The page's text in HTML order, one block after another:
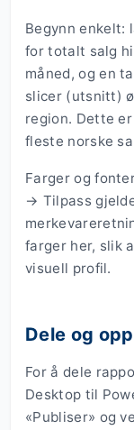
Begynn enkelt:
for totalt salg
måned, og en
slicer (utsnitt)
region. Dette
fleste norske
Farger og
→ Tilpass
farger her, slik
visuell profil.
Dele og
For å dele
Desktop til
«Publiser» og